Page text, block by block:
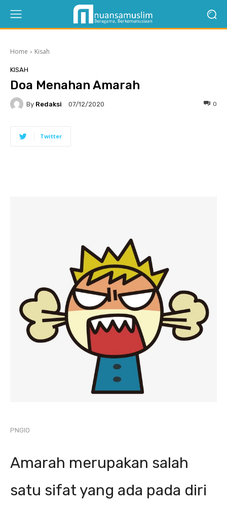
Home Kisah
KISAH
Doa Menahan Amarah
By Redaksi 07/12/2020 0
Twitter
PNGIO
Amarah merupakan salah
satu sifat yang ada pada diri